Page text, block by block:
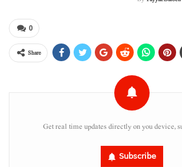
0
Share
Get real time updates directly on you device,
Subscribe